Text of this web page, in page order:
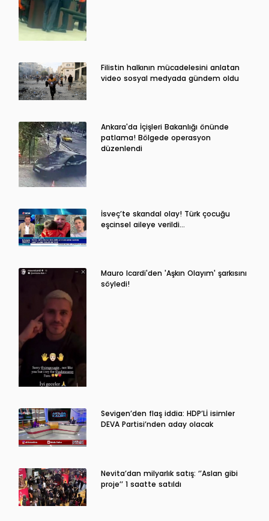
Filistin halkının mücadelesini anlatan
video sosyal medyada gündem oldu
Ankara'da İçişleri Bakanlığı önünde
patlama! Bölgede operasyon
düzenlendi
İsveç’te skandal olay! Türk çocuğu
eşcinsel aileye verildi…
Mauro Icardi'den 'Aşkın Olayım' şarkısını
söyledi!
Sevigen’den flaş iddia: HDP’Lİ isimler
DEVA Partisi’nden aday olacak
Nevita’dan milyarlık satış: ‘’Aslan gibi
proje’’ 1 saatte satıldı